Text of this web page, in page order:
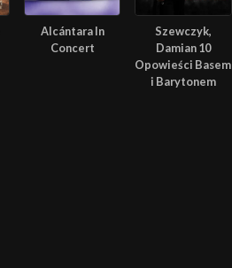
Alcántara In
Concert
Szewczyk,
Damian 10
Opowieści Basem
i Barytonem